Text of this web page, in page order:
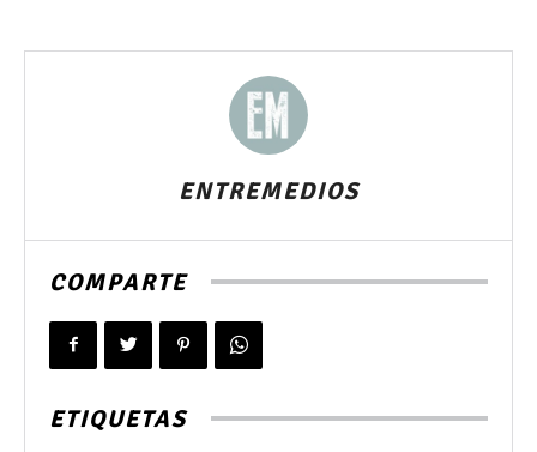
ENTREMEDIOS
COMPARTE
ETIQUETAS